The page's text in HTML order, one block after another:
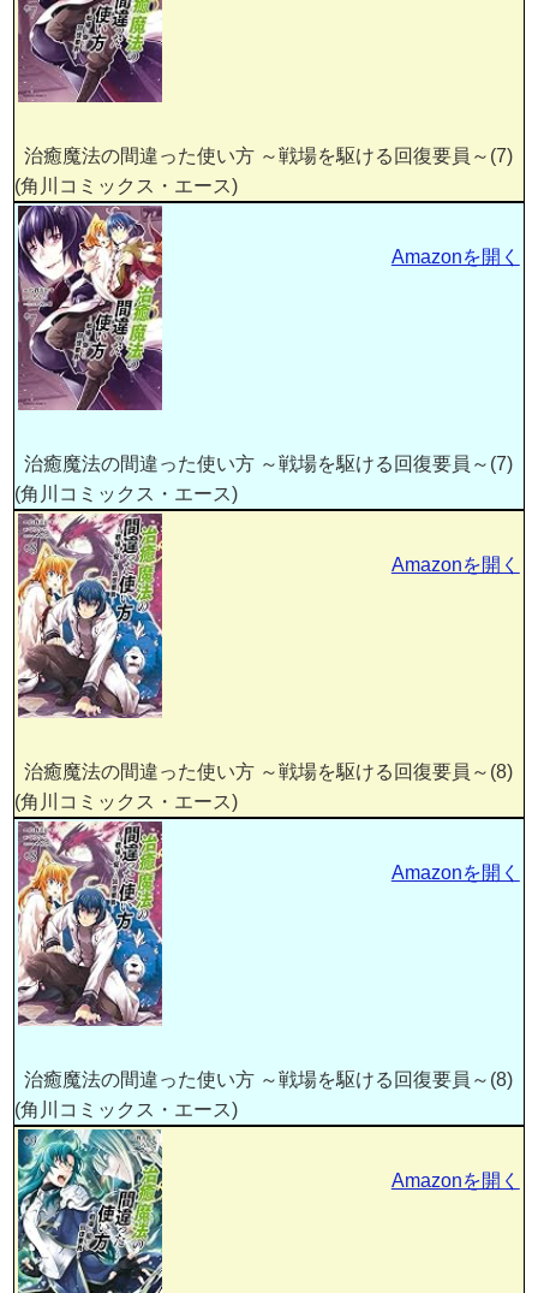
治癒魔法の間違った使い方 ～戦場を駆ける回復要員～(7)
(角川コミックス・エース)
治癒魔法の間違った使い方 ～戦場を駆ける回復要員～(7)
(角川コミックス・エース)
Amazonを開く
治癒魔法の間違った使い方 ～戦場を駆ける回復要員～(8)
(角川コミックス・エース)
Amazonを開く
治癒魔法の間違った使い方 ～戦場を駆ける回復要員～(8)
(角川コミックス・エース)
Amazonを開く
Amazonを開く